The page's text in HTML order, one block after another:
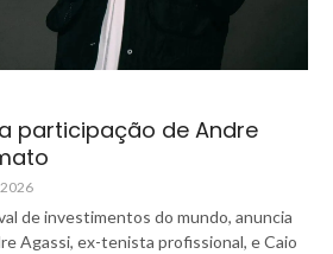
participação de Andre
de investimentos do mundo, anuncia
Agassi, ex-tenista profissional, e Caio